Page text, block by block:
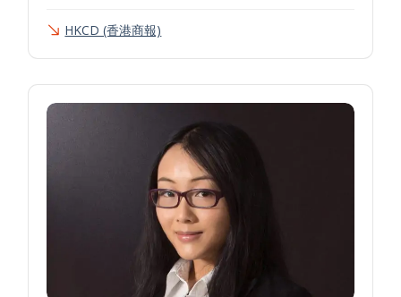
HKCD (香港商報)